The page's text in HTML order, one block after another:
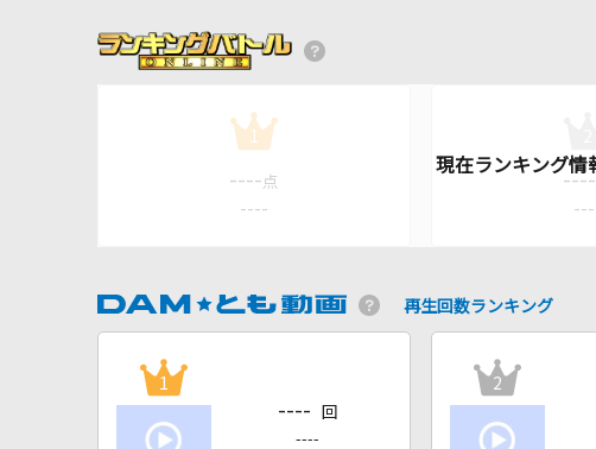
1
---- 点
----
----
再生回数ランキング
1
---- 回
----
2